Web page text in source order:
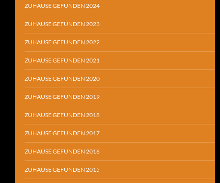
ZUHAUSE GEFUNDEN 2024
ZUHAUSE GEFUNDEN 2023
ZUHAUSE GEFUNDEN 2022
ZUHAUSE GEFUNDEN 2021
ZUHAUSE GEFUNDEN 2020
ZUHAUSE GEFUNDEN 2019
ZUHAUSE GEFUNDEN 2018
ZUHAUSE GEFUNDEN 2017
ZUHAUSE GEFUNDEN 2016
ZUHAUSE GEFUNDEN 2015